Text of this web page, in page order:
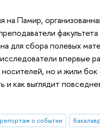
на Памир,
для сбора полевых
впервые
но и жили
и как выглядит
репортаж о событии